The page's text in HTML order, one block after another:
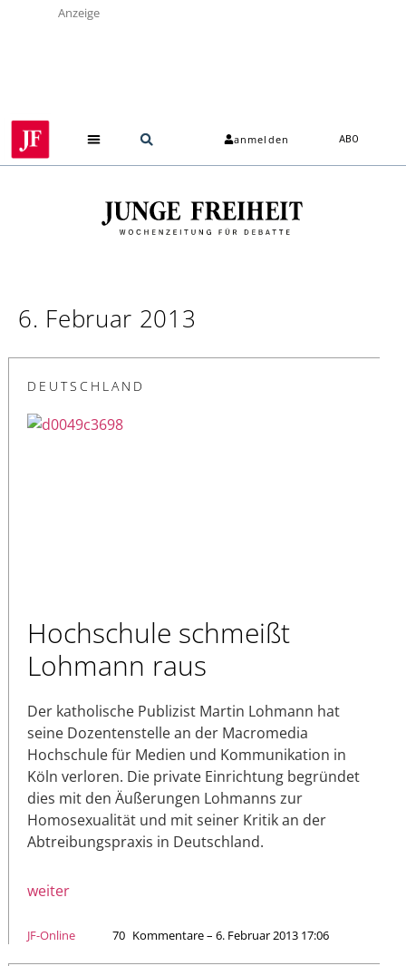
Anzeige
anmelden ABO
6. Februar 2013
DEUTSCHLAND
Hochschule schmeißt
Lohmann raus
Der katholische Publizist Martin Lohmann hat
seine Dozentenstelle an der Macromedia
Hochschule für Medien und Kommunikation in
Köln verloren. Die private Einrichtung begründet
dies mit den Äußerungen Lohmanns zur
Homosexualität und mit seiner Kritik an der
Abtreibungspraxis in Deutschland.
weiter
JF-Online 70 Kommentare – 6. Februar 2013 17:06